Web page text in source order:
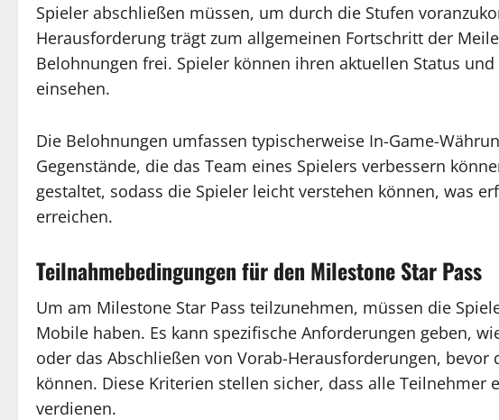
Spieler abschließen müssen, um durch die Stufen
Herausforderung trägt zum allgemeinen Fortschritt der
Belohnungen frei. Spieler können ihren aktuellen Status
einsehen.
Die Belohnungen umfassen typischerweise In-Game-
Gegenstände, die das Team eines Spielers verbessern
gestaltet, sodass die Spieler leicht verstehen können, was
erreichen.
Teilnahmebedingungen für den Milestone Star Pass
Um am Milestone Star Pass teilzunehmen, müssen die
Mobile haben. Es kann spezifische Anforderungen geben,
oder das Abschließen von Vorab-Herausforderungen, bevor
können. Diese Kriterien stellen sicher, dass alle Teilnehmer
verdienen.